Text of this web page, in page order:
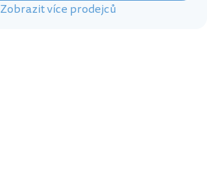
Zobrazit více prodejců